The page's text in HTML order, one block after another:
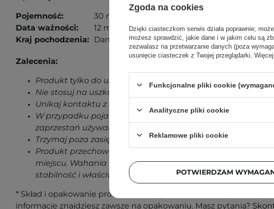
Pojemność:
30 ml
Data ważności:
12 miesięcy od otwarcia.
Kraj pochodzenia:
Dania.
Zalecenia:
Produkt tylko do użytku zewnętrznego.
Nie stosuj na uszkodzoną skórę.
Unikaj kontaktu z oczami.
W przypadku pojawienia się jakichkolwiek oznak
zaprzestań używania produktu.
Trzymaj poza zasięgiem dzieci.
Produkt przechowuj w temperaturze pokojowej, w
miejscu. Wahania temperatur podczas transportu nie
stabilność i właściwości produktu.
* Skład i opakowanie produktu mogą ulec zmianie. Najbardziej
informacje znajdziesz zawsze na opakowaniu. Masz pytania?
Zgoda na cookies
Dzięki ciasteczkom serwis działa poprawnie;
możesz sprawdzić, jakie dane i w jakim celu są
zezwalasz na przetwarzanie danych (poza
usunięcie ciasteczek z Twojej przeglądarki.
Funkcjonalne pliki cookie
Analityczne pliki cookie
Reklamowe pliki cookie
POTWIERDZAM